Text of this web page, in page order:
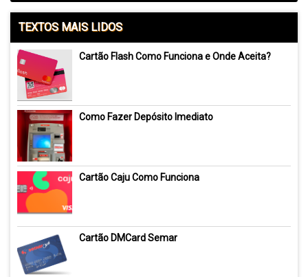
TEXTOS MAIS LIDOS
Cartão Flash Como Funciona e Onde Aceita?
Como Fazer Depósito Imediato
Cartão Caju Como Funciona
Cartão DMCard Semar